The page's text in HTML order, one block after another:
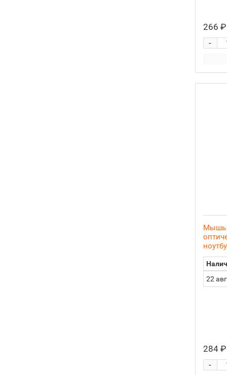
266 ₽
-
Мышь
22
284 ₽
-